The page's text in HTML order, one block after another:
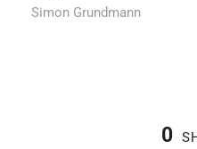
Simon Grundmann
0